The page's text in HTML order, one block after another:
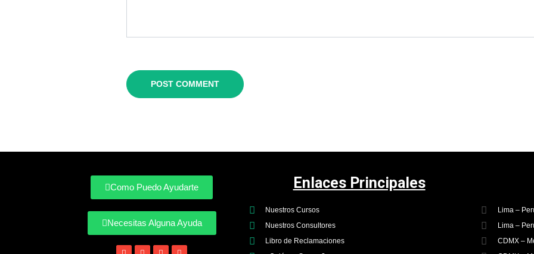
Como Puedo Ayudarte
Necesitas Alguna Ayuda
Enlaces Principales
Nuestros Cursos
Nuestros Consultores
Libro de Reclamaciones
Lima –
Lima –
CDMX –